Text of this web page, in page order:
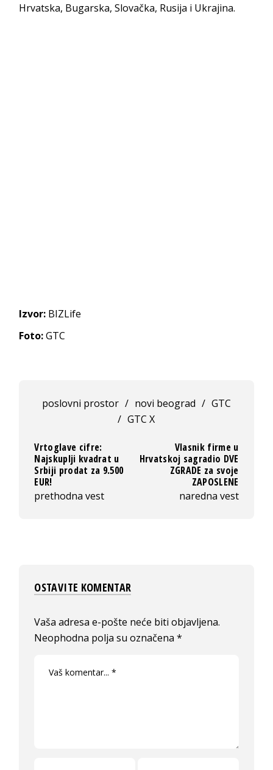
Hrvatska, Bugarska, Slovačka, Rusija i Ukrajina.
Izvor: BIZLife
Foto:GTC
poslovni prostor / novi beograd / GTC
/ GTC X
Vrtoglave cifre:
Najskuplji kvadrat u
Srbiji prodat za 9.500
EUR!
prethodna vest
Vlasnik firme u
Hrvatskoj sagradio DVE
ZGRADE za svoje
ZAPOSLENE
naredna vest
OSTAVITE KOMENTAR
Vaša adresa e-pošte neće biti objavljena.
Neophodna polja su označena*